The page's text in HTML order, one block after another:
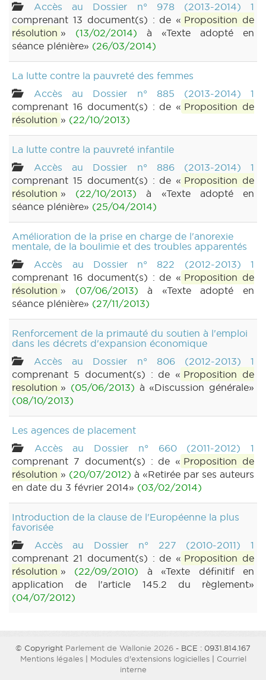
Accès au Dossier n° 978 (2013-2014) 1
comprenant 13 document(s) : de « Proposition de
résolution » (13/02/2014) à «Texte adopté en
séance plénière» (26/03/2014)
La lutte contre la pauvreté des femmes
Accès au Dossier n° 885 (2013-2014) 1
comprenant 16 document(s) : de « Proposition de
résolution » (22/10/2013)
La lutte contre la pauvreté infantile
Accès au Dossier n° 886 (2013-2014) 1
comprenant 15 document(s) : de « Proposition de
résolution » (22/10/2013) à «Texte adopté en
séance plénière» (25/04/2014)
Amélioration de la prise en charge de l'anorexie
mentale, de la boulimie et des troubles apparentés
Accès au Dossier n° 822 (2012-2013) 1
comprenant 16 document(s) : de « Proposition de
résolution » (07/06/2013) à «Texte adopté en
séance plénière» (27/11/2013)
Renforcement de la primauté du soutien à l'emploi
dans les décrets d'expansion économique
Accès au Dossier n° 806 (2012-2013) 1
comprenant 5 document(s) : de « Proposition de
resolution » (05/06/2013) à «Discussion générale»
(08/10/2013)
Les agences de placement
Accès au Dossier n° 660 (2011-2012) 1
comprenant 7 document(s) : de « Proposition de
résolution » (20/07/2012) à «Retirée par ses auteurs
en date du 3 février 2014» (03/02/2014)
Introduction de la clause de l'Européenne la plus
favorisée
Accès au Dossier n° 227 (2010-2011) 1
comprenant 21 document(s) : de « Proposition de
résolution » (22/09/2010) à «Texte définitif en
application de l'article 145.2 du règlement»
(04/07/2012)
© Copyright Parlement de Wallonie 2026 - BCE : 0931.814.167
Mentions légales| Modules d'extensions logicielles| Courriel
interne